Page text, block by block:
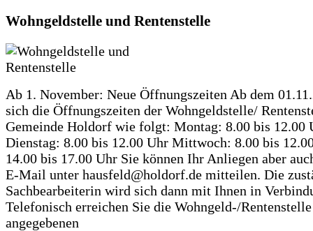
Wohngeldstelle und Rentenstelle
Ab 1. November: Neue Öffnungszeiten Ab dem
sich die Öffnungszeiten der Wohngeldstelle/
Gemeinde Holdorf wie folgt: Montag: 8.00 bis 12.00
Dienstag: 8.00 bis 12.00 Uhr Mittwoch: 8.00 bis
14.00 bis 17.00 Uhr Sie können Ihr Anliegen aber
E-Mail unter hausfeld@holdorf.de mitteilen. Die
Sachbearbeiterin wird sich dann mit Ihnen in
Telefonisch erreichen Sie die Wohngeld-/
angegebenen